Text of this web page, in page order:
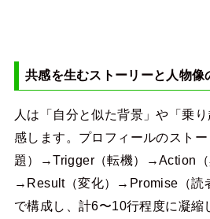
共感を生むストーリーと人物像
人は「自分と似た背景」や「乗
感します。プロフィールのスト
題）→Trigger（転機）→Action（
→Result（変化）→Promise（読
で構成し、計6〜10行程度に凝縮